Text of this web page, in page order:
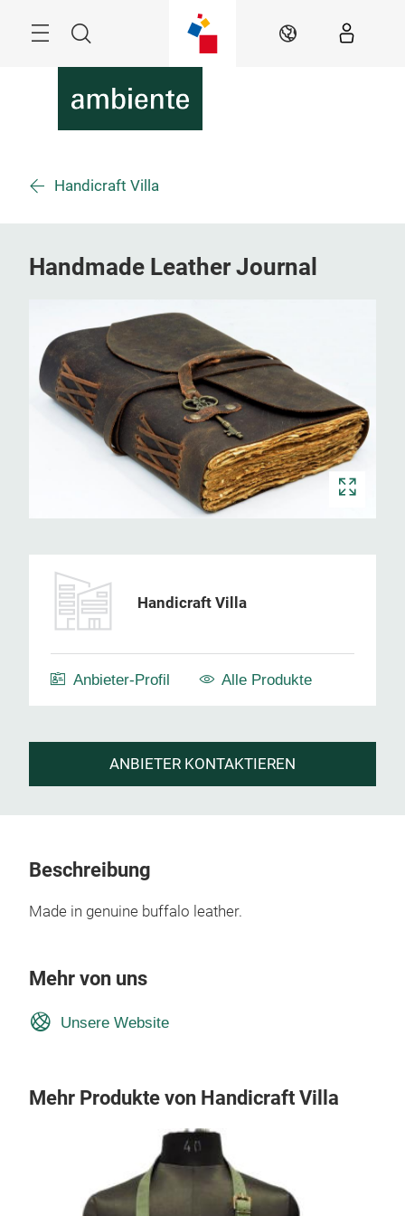
Suche DE
Handicraft Villa
Handmade Leather Journal
Handicraft Villa
Anbieter-Profil Alle Produkte
ANBIETER KONTAKTIEREN
Beschreibung
Made in genuine buffalo leather.
Mehr von uns
Unsere Website
Mehr Produkte von Handicraft Villa